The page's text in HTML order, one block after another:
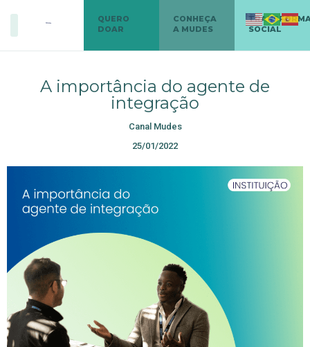
QUERO
DOAR
CONHEÇA
A MUDES
SOCIAL
A importância do agente de
integração
Canal Mudes
25/01/2022